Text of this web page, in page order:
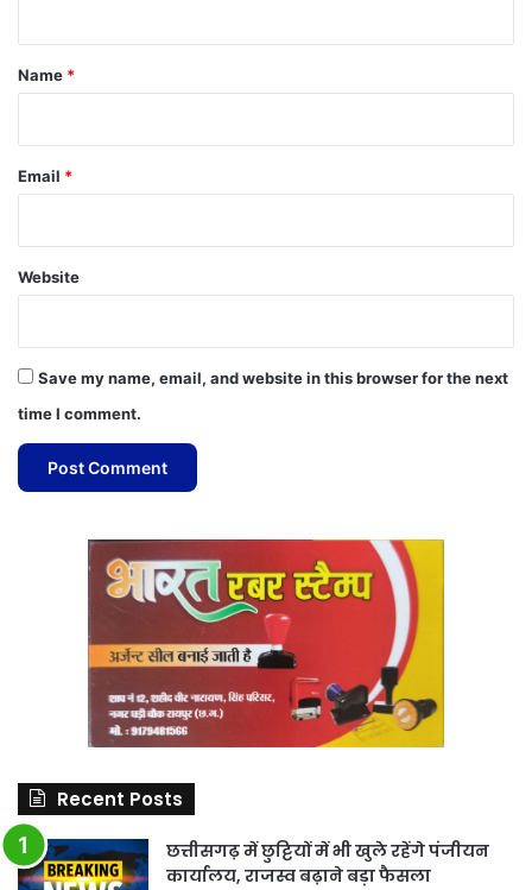
*
Name *
Email *
Website
Save my name, email, and website in this browser for the next
time I comment.
Recent Posts
छत्तीसगढ़ में छुट्टियों में भी खुले रहेंगे पंजीयन
कार्यालय, राजस्व बढ़ाने बड़ा फैसला